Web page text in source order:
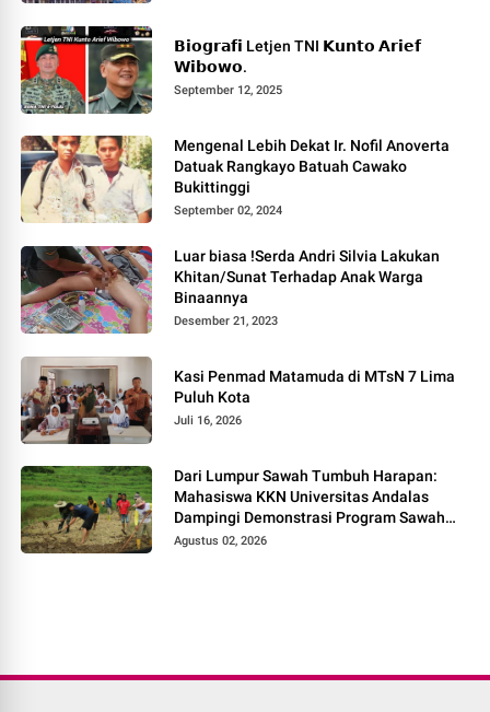
𝗕𝗶𝗼𝗴𝗿𝗮𝗳𝗶 Letjen TNI 𝗞𝘂𝗻𝘁𝗼 𝗔𝗿𝗶𝗲𝗳
𝗪𝗶𝗯𝗼𝘄𝗼.
September 12, 2025
Mengenal Lebih Dekat Ir. Nofil Anoverta
Datuak Rangkayo Batuah Cawako
Bukittinggi
September 02, 2024
Luar biasa !Serda Andri Silvia Lakukan
Khitan/Sunat Terhadap Anak Warga
Binaannya
Desember 21, 2023
Kasi Penmad Matamuda di MTsN 7 Lima
Puluh Kota
Juli 16, 2026
Dari Lumpur Sawah Tumbuh Harapan:
Mahasiswa KKN Universitas Andalas
Dampingi Demonstrasi Program Sawah
Pokok Murah di Jorong Bayua
Agustus 02, 2026